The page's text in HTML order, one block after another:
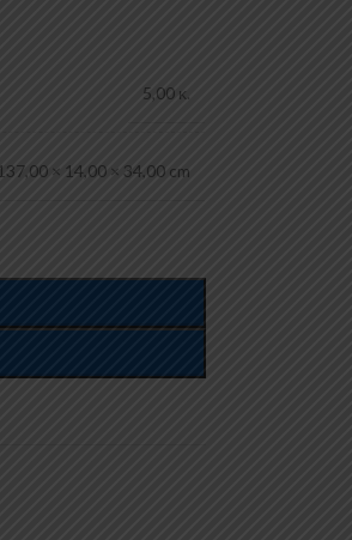
5,00 κ.
137,00 × 14,00 × 34,00 cm